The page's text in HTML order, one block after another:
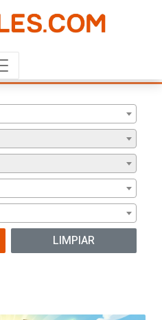
LIMPIAR